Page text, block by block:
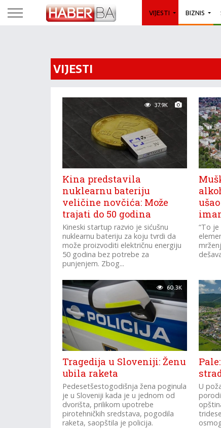
VIJESTI BIZNIS
VIJESTI
37.9K
Kina predstavila
nuklearnu bateriju
veličine novčića: Može
trajati do 50 godina
Kineski startup razvio je sićušnu
nuklearnu bateriju za koju tvrdi da
može proizvoditi električnu energiju
50 godina bez potrebe za
punjenjem. Zbog...
“To
60.3K
Tragedija u Sloveniji: Ženu
ubila raketa
Pedesetšestogodišnja žena poginula
je u Sloveniji kada je u jednom od
dvorišta, prilikom upotrebe
pirotehničkih sredstava, pogodila
raketa, saopštila je policija.
U